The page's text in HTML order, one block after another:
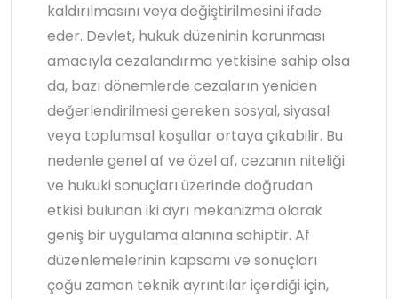
kaldırılmasını veya değiştirilmesini ifade
eder. Devlet, hukuk düzeninin korunması
amacıyla cezalandırma yetkisine sahip olsa
da, bazı dönemlerde cezaların yeniden
değerlendirilmesi gereken sosyal, siyasal
veya toplumsal koşullar ortaya çıkabilir. Bu
nedenle genel af ve özel af, cezanın niteliği
ve hukuki sonuçları üzerinde doğrudan
etkisi bulunan iki ayrı mekanizma olarak
geniş bir uygulama alanına sahiptir. Af
düzenlemelerinin kapsamı ve sonuçları
çoğu zaman teknik ayrıntılar içerdiği için,